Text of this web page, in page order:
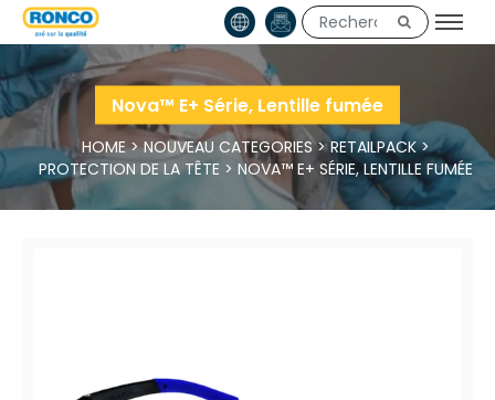
Nova™ E+ Série, Lentille fumée
HOME>NOUVEAU CATEGORIES>RETAILPACK>
PROTECTION DE LA TÊTE > NOVA™ E+ SÉRIE, LENTILLE FUMÉE